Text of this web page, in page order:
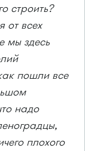
строить?
от всех
мы здесь
пошли все
надо
плохого